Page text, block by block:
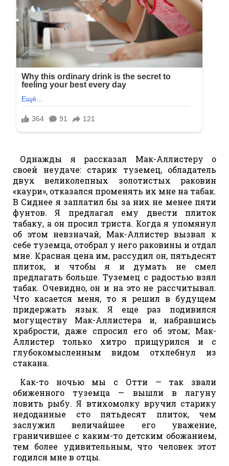
Однажды я рассказал Мак-Аллистеру о
своей неудаче: старик туземец, обладатель
двух великолепных золотистых раковин
«каури», отказался променять их мне на табак.
В Сиднее я заплатил бы за них не менее пяти
фунтов. Я предлагал ему двести плиток
табаку, а он просил триста. Когда я упомянул
об этом невзначай, Мак-Аллистер вызвал к
себе туземца, отобрал у него раковины и отдал
мне. Красная цена им, рассудил он, пятьдесят
плиток, и чтобы я и думать не смел
предлагать больше. Туземец с радостью взял
табак. Очевидно, он и на это не рассчитывал.
Что касается меня, то я решил в будущем
придержать язык. Я еще раз подивился
могуществу Мак-Аллистера и, набравшись
храбрости, даже спросил его об этом; Мак-
Аллистер только хитро прищурился и с
глубокомысленным видом отхлебнул из
стакана.
Как-то ночью мы с Отти — так звали
обиженного туземца — вышли в лагуну
ловить рыбу. Я втихомолку вручил старику
недоданные сто пятьдесят плиток, чем
заслужил величайшее его уважение,
граничившее с каким-то детским обожанием,
тем более удивительным, что человек этот
годился мне в отцы.